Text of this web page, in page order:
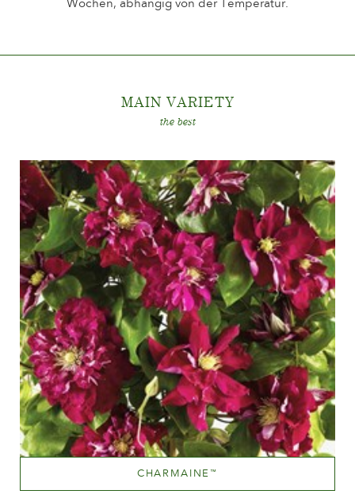
Wochen, abhängig von der Temperatur.
MAIN VARIETY
the best
CHARMAINE ™